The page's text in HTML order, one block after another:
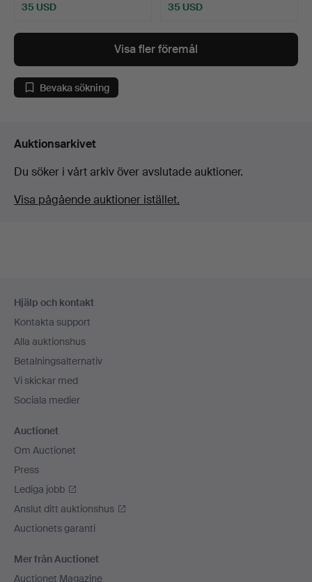
35 USD 35 USD
Visa fler föremål
Bevaka sökning
Auktionsarkivet
Du söker i vårt arkiv över avslutade auktioner.
Visa pågående auktioner istället.
Hjälp och kontakt
Kontakta support
Alla auktionshus
Betalningsalternativ
Vi skickar med
Sociala medier
Auctionet
Om Auctionet
Press
Lediga jobb
Anslut ditt auktionshus
Auctionets garanti
Mer från Auctionet
Auctionet Magazine